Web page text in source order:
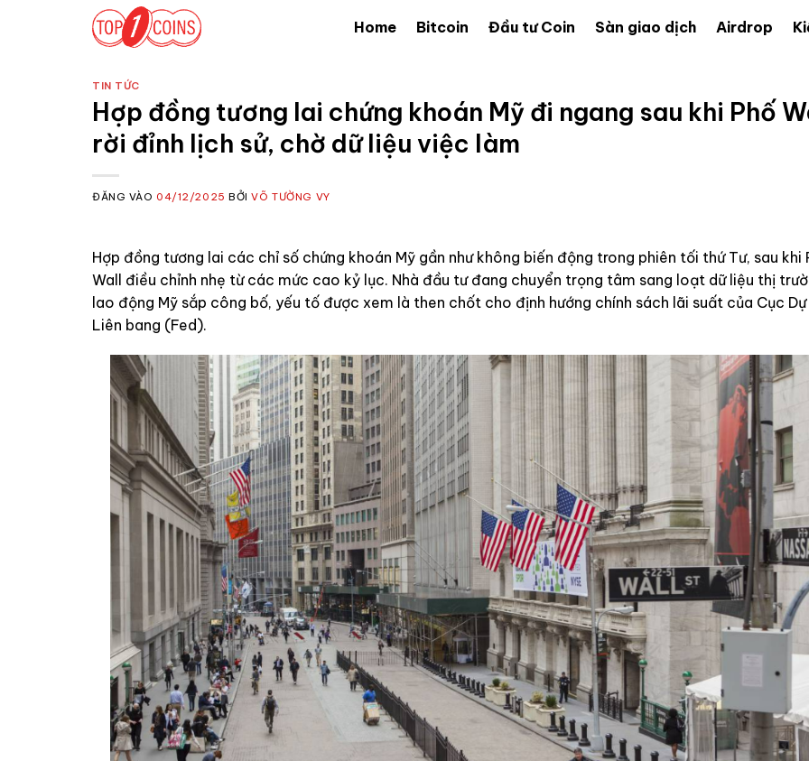
Home Bitcoin Đầu tư Coin Sàn giao dịch Airdrop
TIN TỨC
Hợp đồng tương lai chứng khoán Mỹ đi ngang sau khi Phố
rời đỉnh lịch sử, chờ dữ liệu việc làm
ĐĂNG VÀO 04/12/2025 BỞIVÕ TƯỜNG VY
Hợp đồng tương lai các chỉ số chứng khoán Mỹ gần như không biến động trong phiên tối thứ Tư, sau khi
Wall điều chỉnh nhẹ từ các mức cao kỷ lục. Nhà đầu tư đang chuyển trọng tâm sang loạt dữ liệu thị
lao động Mỹ sắp công bố, yếu tố được xem là then chốt cho định hướng chính sách lãi suất của Cục
Liên bang (Fed).